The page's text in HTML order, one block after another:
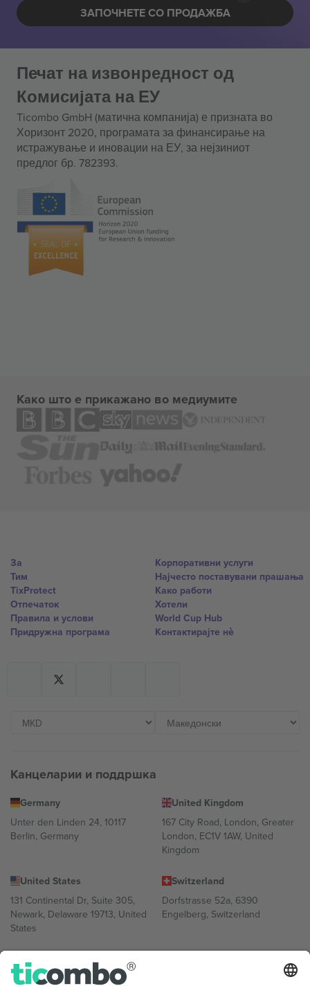
ЗАПОЧНЕТЕ СО ПРОДАЖБА
Печат на извонредност од
Комисијата на ЕУ
Ticombo GmbH (матична компанија) е призната во
Хоризонт 2020, програмата за финансирање на
истражување и иновации на ЕУ, за нејзиниот
предлог бр. 782393.
Како што е прикажано во медиумите
За
Тим
TixProtect
Отпечаток
Правила и услови
Придружна програма
Корпоративни услуги
Најчесто поставувани прашања
Како работи
Хотели
World Cup Hub
Контактирајте нѐ
Канцеларии и поддршка
Germany
Unter den Linden 24, 10117
Berlin, Germany
United Kingdom
167 City Road, London, Greater
London, EC1V 1AW, United
Kingdom
United States
131 Continental Dr, Suite 305,
Newark, Delaware 19713, United
States
Switzerland
Dorfstrasse 52a, 6390
Engelberg, Switzerland
Bulgaria
Regus Sofia City West, bul
UAE Dubai Silicon Oasis, DDP